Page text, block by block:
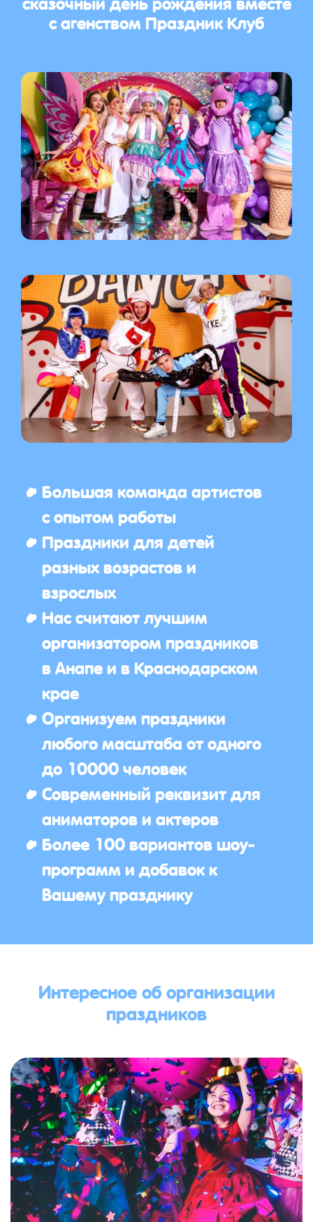
с агенством Праздник Клуб
Большая команда артистов
с опытом работы
Праздники для детей
разных возрастов и
взрослых
Нас считают лучшим
организатором праздников
в Анапе и в Краснодарском
крае
Организуем праздники
любого масштаба от одного
до 10000 человек
Современный реквизит для
аниматоров и актеров
Более 100 вариантов шоу-
программ и добавок к
Вашему празднику
Интересное об организации
праздников